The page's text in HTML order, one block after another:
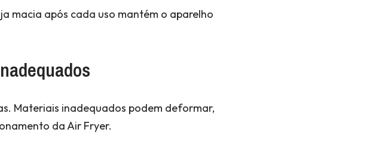
macia após cada uso mantém o aparelho
Materiais inadequados podem deformar,
da Air Fryer.